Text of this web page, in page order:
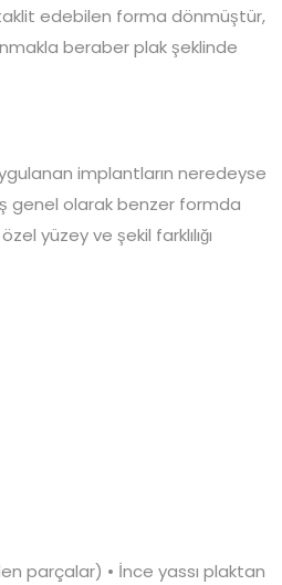
edebilen forma dönmüştür,
beraber plak şeklinde
implantların neredeyse
genel olarak benzer formda
yüzey ve şekil farklılığı
parçalar) • İnce yassı plaktan